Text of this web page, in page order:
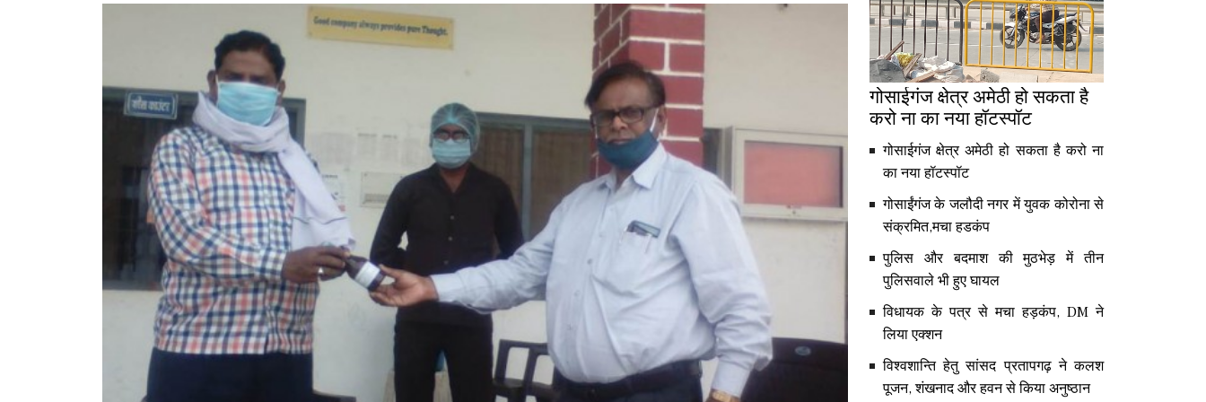
गोसाईगंज क्षेत्र अमेठी हो सकता है
करो ना का नया हॉटस्पॉट
गोसाईगंज क्षेत्र अमेठी हो सकता है करो ना
का नया हॉटस्पॉट
गोसाईंगंज के जलौदी नगर में युवक कोरोना से
संक्रमित,मचा हडकंप
पुलिस और बदमाश की मुठभेड़ में तीन
पुलिसवाले भी हुए घायल
विधायक के पत्र से मचा हड़कंप, DM ने
लिया एक्शन
विश्वशान्ति हेतु सांसद प्रतापगढ़ ने कलश
पूजन, शंखनाद और हवन से किया अनुष्ठान